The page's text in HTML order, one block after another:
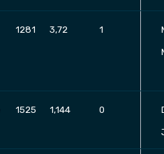
1281 3,72 1
1525 1,144 0